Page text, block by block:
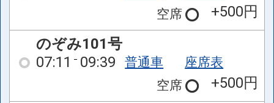
空席
+500円
のぞみ101号
07:11
09:39 普通車
座席表
空席
+500円